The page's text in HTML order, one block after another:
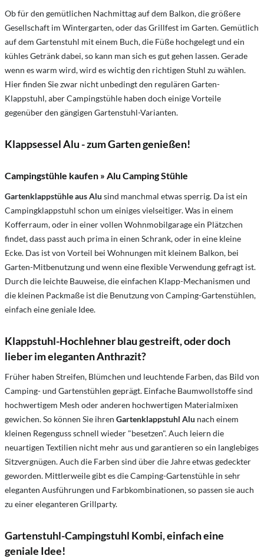
Ob für den gemütlichen Nachmittag auf dem Balkon, die größere
Gesellschaft im Wintergarten, oder das Grillfest im Garten. Gemütlich
auf dem Gartenstuhl mit einem Buch, die Füße hochgelegt und ein
kühles Getränk dabei, so kann man sich es gut gehen lassen. Gerade
wenn es warm wird, wird es wichtig den richtigen Stuhl zu wählen.
Hier finden Sie zwar nicht unbedingt den regulären Garten-
Klappstuhl, aber Campingstühle haben doch einige Vorteile
gegenüber den gängigen Gartenstuhl-Varianten.
Klappsessel Alu - zum Garten genießen!
Campingstühle kaufen » Alu Camping Stühle
Gartenklappstühle aus Alu sind manchmal etwas sperrig. Da ist ein
Campingklappstuhl schon um einiges vielseitiger. Was in einem
Kofferraum, oder in einer vollen Wohnmobilgarage ein Plätzchen
findet, dass passt auch prima in einen Schrank, oder in eine kleine
Ecke. Das ist von Vorteil bei Wohnungen mit kleinem Balkon, bei
Garten-Mitbenutzung und wenn eine flexible Verwendung gefragt ist.
Durch die leichte Bauweise, die einfachen Klapp-Mechanismen und
die kleinen Packmaße ist die Benutzung von Camping-Gartenstühlen,
einfach eine geniale Idee.
Klappstuhl-Hochlehner blau gestreift, oder doch
lieber im eleganten Anthrazit?
Früher haben Streifen, Blümchen und leuchtende Farben, das Bild von
Camping- und Gartenstühlen geprägt. Einfache Baumwollstoffe sind
hochwertigem Mesh oder anderen hochwertigen Materialmixen
gewichen. So können Sie ihren Gartenklappstuhl Alu nach einem
kleinen Regenguss schnell wieder "besetzen". Auch leiern die
neuartigen Textilien nicht mehr aus und garantieren so ein langlebiges
Sitzvergnügen. Auch die Farben sind über die Jahre etwas gedeckter
geworden. Mittlerweile gibt es die Camping-Gartenstühle in sehr
eleganten Ausführungen und Farbkombinationen, so passen sie auch
zu einer eleganteren Grillparty.
Gartenstuhl-Campingstuhl Kombi, einfach eine
geniale Idee!